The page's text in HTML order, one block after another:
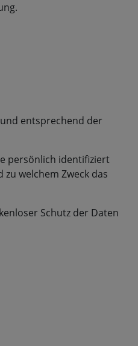
entsprechend der
persönlich identifiziert
welchem Zweck das
Schutz der Daten